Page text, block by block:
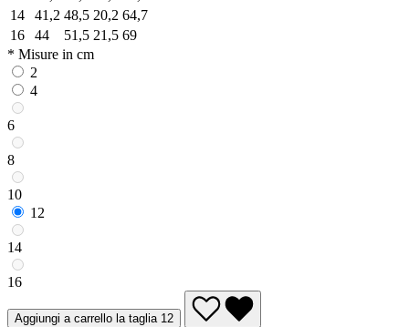
14
41,2 48,5 20,2 64,7
16
44 51,5 21,5 69
* Misure in cm
2
4
6
8
10
12
14
16
Aggiungi a carrello la taglia 12